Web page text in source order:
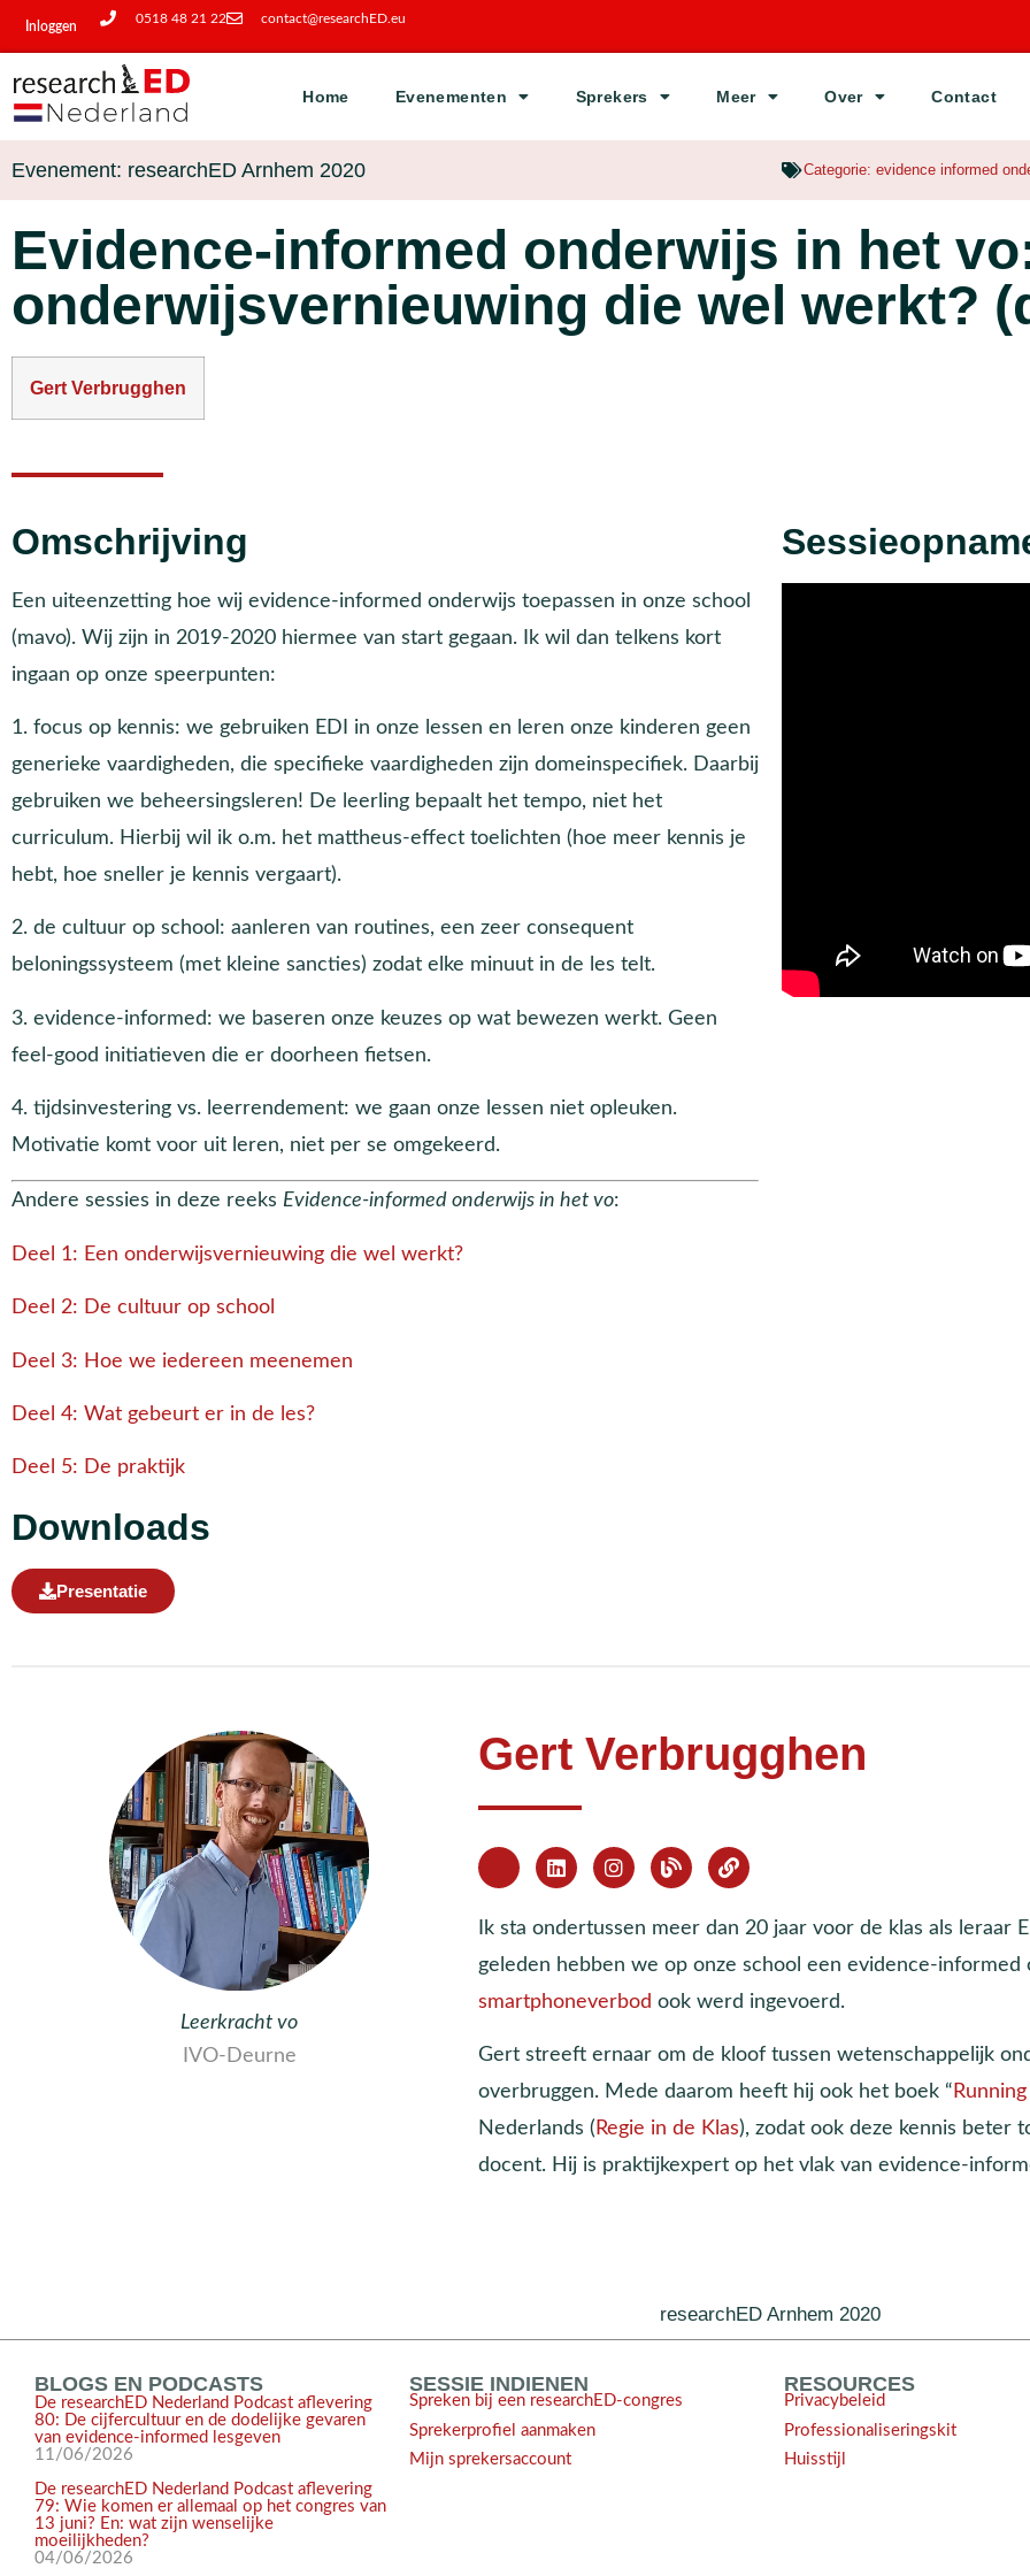
Inloggen
0518 48 21 22 contact@researchED.eu
Home Evenementen Sprekers Meer Over Contact
Evenement: researchED Arnhem 2020 Categorie: evidence informed
Evidence-informed onderwijs in het
onderwijsvernieuwing die wel werkt?
Gert Verbrugghen
Omschrijving
Een uiteenzetting hoe wij evidence-informed onderwijs toepassen in onze school
(mavo). Wij zijn in 2019-2020 hiermee van start gegaan. Ik wil dan telkens kort
ingaan op onze speerpunten:
1. focus op kennis: we gebruiken EDI in onze lessen en leren onze kinderen geen
generieke vaardigheden, die specifieke vaardigheden zijn domeinspecifiek. Daarbij
gebruiken we beheersingsleren! De leerling bepaalt het tempo, niet het
curriculum. Hierbij wil ik o.m. het mattheus-effect toelichten (hoe meer kennis je
hebt, hoe sneller je kennis vergaart).
2. de cultuur op school: aanleren van routines, een zeer consequent
beloningssysteem (met kleine sancties) zodat elke minuut in de les telt.
3. evidence-informed: we baseren onze keuzes op wat bewezen werkt. Geen
feel-good initiatieven die er doorheen fietsen.
4. tijdsinvestering vs. leerrendement: we gaan onze lessen niet opleuken.
Motivatie komt voor uit leren, niet per se omgekeerd.
Andere sessies in deze reeks Evidence-informed onderwijs in het vo:
Deel 1: Een onderwijsvernieuwing die wel werkt?
Deel 2: De cultuur op school
Deel 3: Hoe we iedereen meenemen
Deel 4: Wat gebeurt er in de les?
Deel 5: De praktijk
Downloads
Presentatie
Leerkracht vo
IVO-Deurne
Gert Verbrugghen
Ik sta ondertussen meer dan 20 jaar voor de klas als leraar
geleden hebben we op onze school een evidence-
smartphoneverbod ook werd ingevoerd.
Gert streeft ernaar om de kloof tussen wetenschappelijk
overbruggen. Mede daarom heeft hij ook het boek “
Nederlands ( Regie in de Klas), zodat ook deze kennis beter
docent. Hij is praktijkexpert op het vlak van evidence-
researchED Arnhem 2020
BLOGS EN PODCASTS
De researchED Nederland Podcast aflevering
80: De cijfercultuur en de dodelijke gevaren
van evidence-informed lesgeven
11/06/2026
De researchED Nederland Podcast aflevering
79: Wie komen er allemaal op het congres van
13 juni? En: wat zijn wenselijke
moeilijkheden?
04/06/2026
SESSIE INDIENEN
Spreken bij een researchED-congres
Sprekerprofiel aanmaken
Mijn sprekersaccount
RESOURCES
Privacybeleid
Professionaliseringskit
Huisstijl